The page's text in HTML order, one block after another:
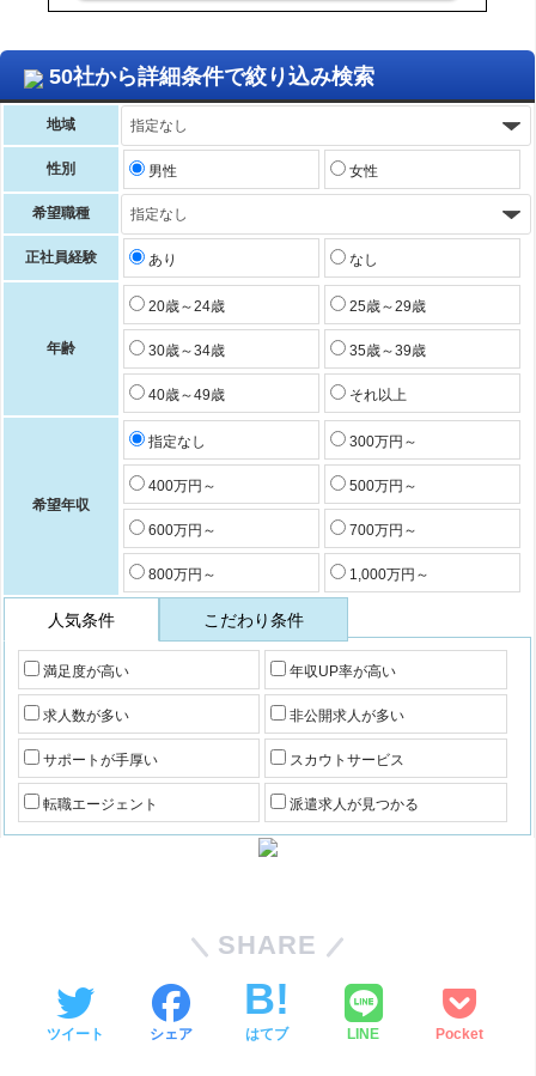
50社から詳細条件で絞り込み検索
地域
性別 男性 女性
希望職種
正社員経験 あり なし
年齢
20歳～24歳 25歳～29歳
30歳～34歳 35歳～39歳
40歳～49歳 それ以上
希望年収
指定なし 300万円～
400万円～ 500万円～
600万円～ 700万円～
800万円～ 1,000万円～
人気条件 こだわり条件
満足度が高い 年収UP率が高い
求人数が多い 非公開求人が多い
サポートが手厚い スカウトサービス
転職エージェント 派遣求人が見つかる
SHARE
ツイート シェア はてブ LINE Pocket